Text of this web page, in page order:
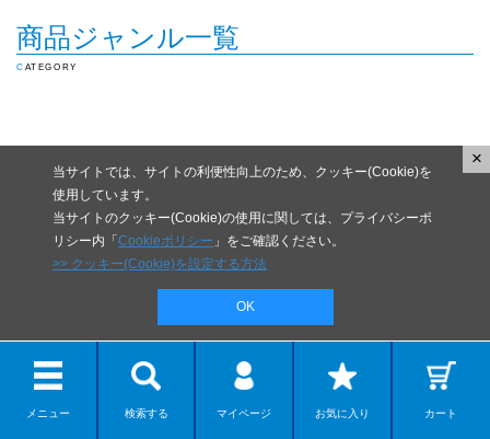
商品ジャンル一覧
CATEGORY
メニュー 検索する マイページ お気に入り カート
当サイトでは、サイトの利便性向上のため、クッキー(Cookie)を
使用しています。
当サイトのクッキー(Cookie)の使用に関しては、プライバシーポ
リシー内「 Cookieポリシー 」をご確認ください。
>> クッキー(Cookie)を設定する方法
OK
×